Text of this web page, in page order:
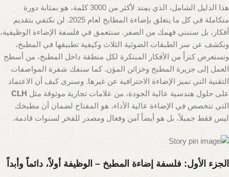
هذا الدليل الشامل، الذي يمتد لأكثر من 3000 كلمة، هو بمثابة دورة
متكاملة في كل ما يتعلق بإضاءة المطابخ لعام 2025. لن نكتفي بتقديم
أفكار، بل سنبني فهمك من الصفر. سنتعمق في فلسفة الإضاءة الوظيفية،
ونكشف عن سر الطبقات الضوئية الثلاث وكيفية تطبيقها في المطبخ،
ونستعرض كنزاً من الأفكار المبتكرة لكل منطقة داخل المطبخ، من أسطح
العمل إلى جزيرة المطبخ وخزائن المؤن. كما سنفك شفرة المواصفات
التقنية التي تميز الإضاءة الاحترافية عن غيرها. وسنرى كيف أن الاعتماد
على حلول هندسية عالية الجودة، من علامات تجارية موثوقة مثل CLH
التي تتخصص في الإضاءة عالية الأداء، هو المفتاح لضمان أن مطبخك
ليس فقط جميلاً، بل هو أيضاً آمن وفعال ومصدر للفخر لسنوات قادمة.
الجزء الأول: فلسفة إضاءة المطبخ – الوظيفة أولاً، دائماً وأبداً